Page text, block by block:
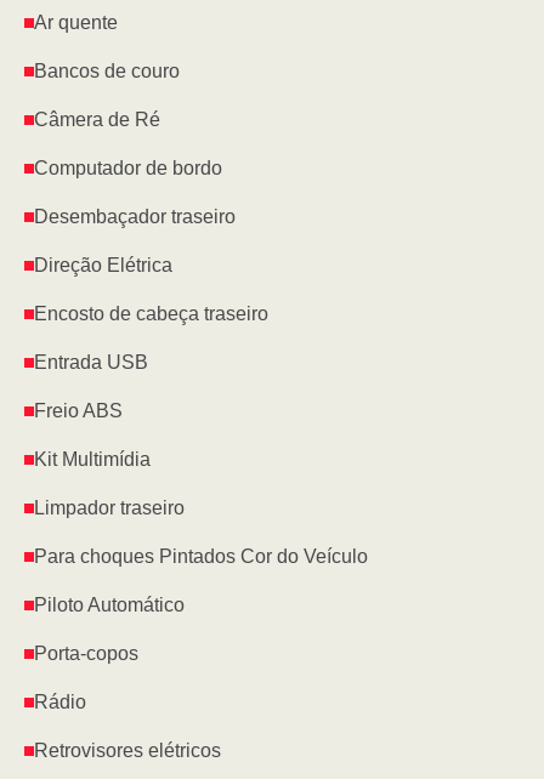
Ar quente
Bancos de couro
Câmera de Ré
Computador de bordo
Desembaçador traseiro
Direção Elétrica
Encosto de cabeça traseiro
Entrada USB
Freio ABS
Kit Multimídia
Limpador traseiro
Para choques Pintados Cor do Veículo
Piloto Automático
Porta-copos
Rádio
Retrovisores elétricos